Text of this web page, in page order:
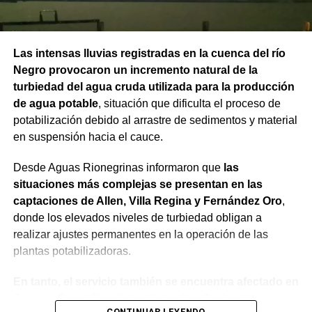
Las intensas lluvias registradas en la cuenca del río
Negro provocaron un incremento natural de la
turbiedad del agua cruda utilizada para la producción
de agua potable, situación que dificulta el proceso de
potabilización debido al arrastre de sedimentos y material
en suspensión hacia el cauce.
Desde Aguas Rionegrinas informaron que las
situaciones más complejas se presentan en las
captaciones de Allen, Villa Regina y Fernández Oro,
donde los elevados niveles de turbiedad obligan a
realizar ajustes permanentes en la operación de las
plantas potabilizadoras.
General Roca, Cipolletti y Balsa Las Perlas,